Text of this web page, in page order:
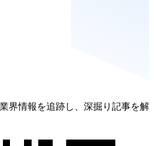
界情報を追跡し、深掘り記事を解